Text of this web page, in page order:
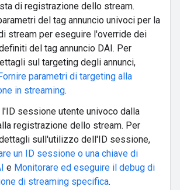
di registrazione dello stream.
del tag annuncio univoci per la
stream per eseguire l'override dei
del tag annuncio DAI. Per
sul targeting degli annunci,
Fornire parametri di targeting alla
in streaming.
l'ID sessione utente univoco dalla
registrazione dello stream. Per
sull'utilizzo dell'ID sessione,
un ID sessione o una chiave di
e Monitorare ed eseguire il debug di
di streaming specifica.